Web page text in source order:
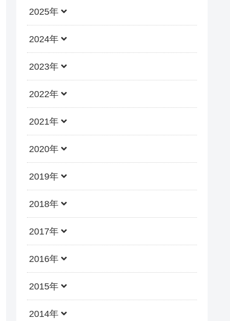
2025年
2024年
2023年
2022年
2021年
2020年
2019年
2018年
2017年
2016年
2015年
2014年